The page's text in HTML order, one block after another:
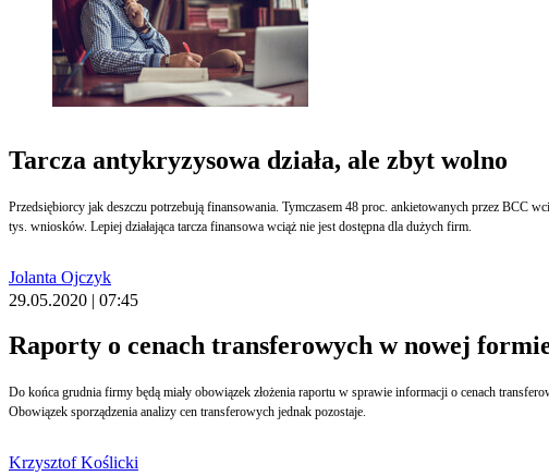
Tarcza antykryzysowa działa, ale zbyt wolno
Przedsiębiorcy jak deszczu potrzebują finansowania. Tymczasem 48 proc. ankietowanych przez BCC
tys. wniosków. Lepiej działająca tarcza finansowa wciąż nie jest dostępna dla dużych firm.
Jolanta Ojczyk
29.05.2020 | 07:45
Raporty o cenach transferowych w nowej
Do końca grudnia firmy będą miały obowiązek złożenia raportu w sprawie informacji o cenach
Obowiązek sporządzenia analizy cen transferowych jednak pozostaje.
Krzysztof Koślicki